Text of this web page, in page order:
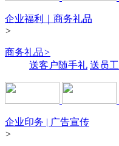
企业福利｜商务礼品
>
商务礼品>
送客户随手礼 送员工
企业印务 | 广告宣传
>